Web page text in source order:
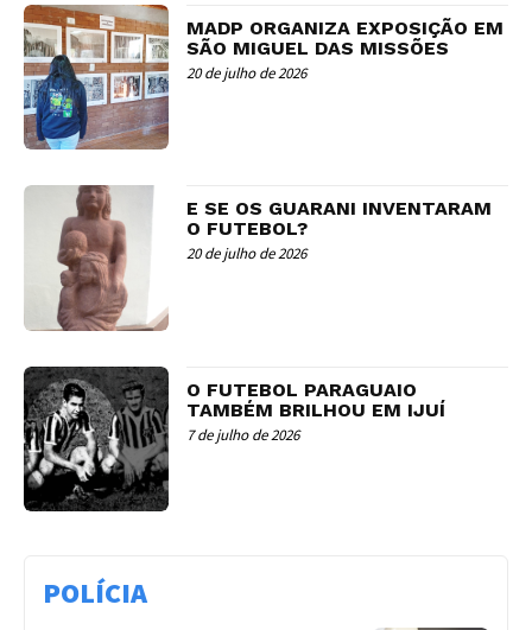
MADP ORGANIZA EXPOSIÇÃO EM
SÃO MIGUEL DAS MISSÕES
20 de julho de 2026
E SE OS GUARANI INVENTARAM
O FUTEBOL?
20 de julho de 2026
O FUTEBOL PARAGUAIO
TAMBÉM BRILHOU EM IJUÍ
7 de julho de 2026
POLÍCIA